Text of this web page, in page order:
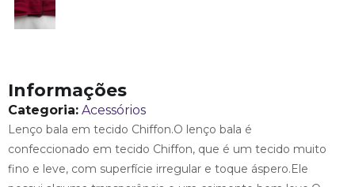
Informações
Categoria: Acessórios
Lenço bala em tecido Chiffon.O lenço bala é
confeccionado em tecido Chiffon, que é um tecido muito
fino e leve, com superfície irregular e toque áspero.Ele